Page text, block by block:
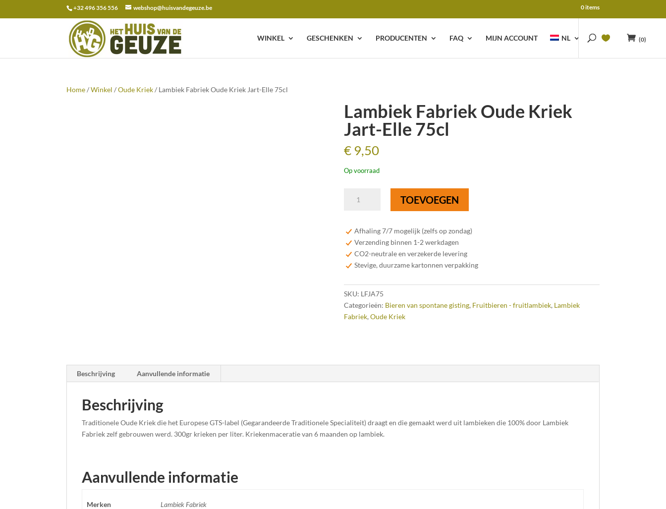
+32 496 356 556 webshop@huisvandegeuze.be 0 items
WINKEL GESCHENKEN PRODUCENTEN FAQ MIJN ACCOUNT NL (0)
Zoeken
naar:
Home/Winkel /Oude Kriek/ Lambiek Fabriek Oude Kriek Jart-Elle 75cl
Lambiek Fabriek Oude Kriek
Jart-Elle 75cl
€9,50
Op voorraad
Fabriek
Kriek
Jart-
Elle
75cl
TOEVOEGEN
Afhaling 7/7 mogelijk (zelfs op zondag)
Verzending binnen 1-2 werkdagen
CO2-neutrale en verzekerde levering
Stevige, duurzame kartonnen verpakking
SKU: LFJA75
Categorieën: Bieren van spontane gisting, Fruitbieren - fruitlambiek, Lambiek
Fabriek, Oude Kriek
Beschrijving Aanvullende informatie
Beschrijving
Traditionele Oude Kriek die het Europese GTS-label (Gegarandeerde Traditionele Specialiteit) draagt en die gemaakt werd uit lambieken die 100% door Lambiek
Fabriek zelf gebrouwen werd. 300gr krieken per liter. Kriekenmaceratie van 6 maanden op lambiek.
Aanvullende informatie
Merken Lambiek Fabriek